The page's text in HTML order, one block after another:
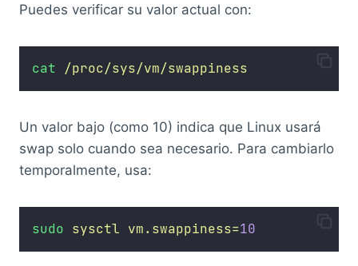
Puedes verificar su valor actual con:
cat /proc/sys/vm/swappiness
Un valor bajo (como 10) indica que Linux usará
swap solo cuando sea necesario. Para cambiarlo
temporalmente, usa:
sudo sysctl vm.swappiness=10